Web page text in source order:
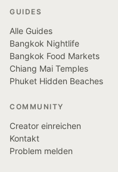
GUIDES
Alle Guides
Bangkok Nightlife
Bangkok Food Markets
Chiang Mai Temples
Phuket Hidden Beaches
COMMUNITY
Creator einreichen
Kontakt
Problem melden